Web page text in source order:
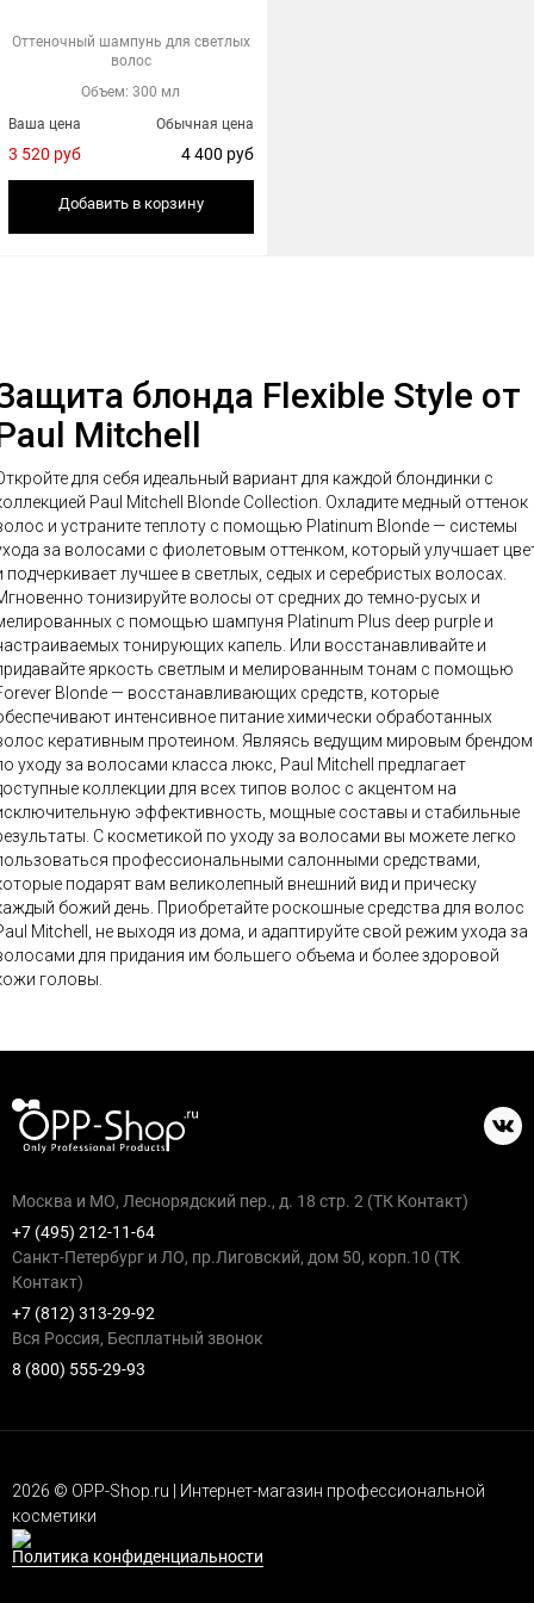
Оттеночный шампунь для светлых
волос
Объем: 300 мл
Обычная цена
4 400 руб
Ваша цена
3 520 руб
Добавить в корзину
блонда Flexible Style от
Mitchell
для себя идеальный вариант для каждой блондинки с
Paul Mitchell Blonde Collection. Охладите медный оттенок
и устраните теплоту с помощью Platinum Blonde — системы
за волосами с фиолетовым оттенком, который улучшает
подчеркивает лучшее в светлых, седых и серебристых волосах.
тонизируйте волосы от средних до темно-русых и
с помощью шампуня Platinum Plus deep purple и
тонирующих капель. Или восстанавливайте и
яркость светлым и мелированным тонам с помощью
Blonde — восстанавливающих средств, которые
интенсивное питание химически обработанных
керативным протеином. Являясь ведущим мировым брендом
уходу за волосами класса люкс, Paul Mitchell предлагает
коллекции для всех типов волос с акцентом на
эффективность, мощные составы и стабильные
С косметикой по уходу за волосами вы можете легко
профессиональными салонными средствами,
подарят вам великолепный внешний вид и прическу
божий день. Приобретайте роскошные средства для волос
Mitchell, не выходя из дома, и адаптируйте свой режим ухода за
для придания им большего объема и более здоровой
головы.
Москва и МО, Леснорядский пер., д. 18 стр. 2 (ТК Контакт)
+7 (495) 212-11-64
Санкт-Петербург и ЛО, пр.Лиговский, дом 50, корп.10 (ТК
Контакт)
+7 (812) 313-29-92
Вся Россия, Бесплатный звонок
8 (800) 555-29-93
2026 © OPP-Shop.ru | Интернет-магазин профессиональной
косметики
Политика конфиденциальности